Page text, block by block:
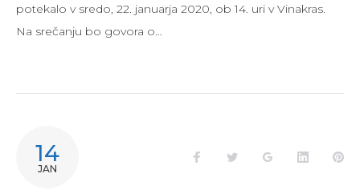
potekalo v sredo, 22. januarja 2020, ob 14. uri v Vinakras.
Na srečanju bo govora o…
14
JAN
FacebookTwitter Google+LinkedIn